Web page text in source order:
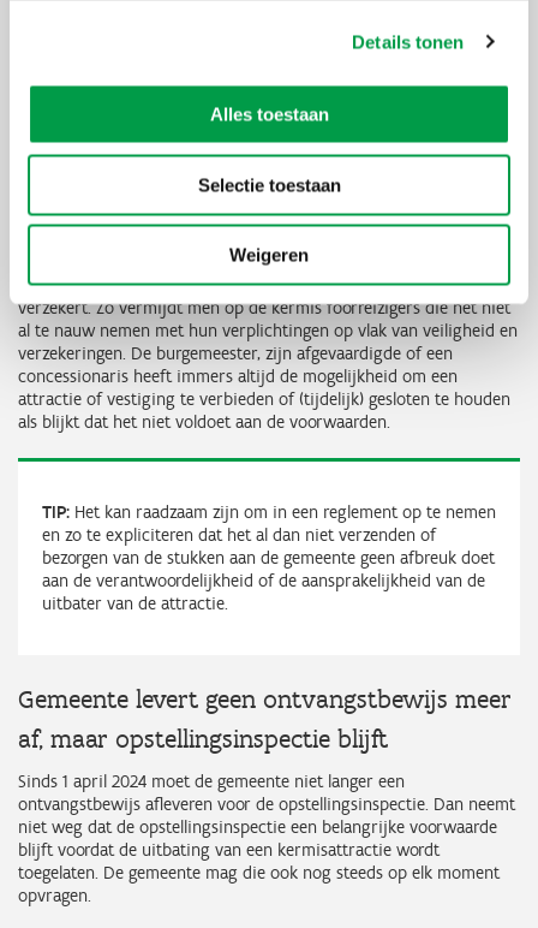
Details tonen
Alles toestaan
Selectie toestaan
Weigeren
toewijzen van een standplaats nog eens expliciet dat een
foorreiziger met alle stukken op dat moment in orde is.
Eventueel kan in een reglement ook een sanctie voorzien
zonder de correcte en actuele stukken in zijn bezit te
Ongeacht de gekozen werkwijze, is het vooral belangrijk dat de
gemeente een systeem installeert dat regelmatige controles
verzekert. Zo vermijdt men op de kermis foorreizigers die het niet
al te nauw nemen met hun verplichtingen op vlak van veiligheid en
verzekeringen. De burgemeester, zijn afgevaardigde of een
concessionaris heeft immers altijd de mogelijkheid om een
attractie of vestiging te verbieden of (tijdelijk) gesloten te houden
als blijkt dat het niet voldoet aan de voorwaarden.
TIP: Het kan raadzaam zijn om in een reglement op te nemen
en zo te expliciteren dat het al dan niet verzenden of
bezorgen van de stukken aan de gemeente geen afbreuk doet
aan de verantwoordelijkheid of de aansprakelijkheid van de
uitbater van de attractie.
Gemeente levert geen ontvangstbewijs meer
af, maar opstellingsinspectie blijft
Sinds 1 april 2024 moet de gemeente niet langer een
ontvangstbewijs afleveren voor de opstellingsinspectie. Dan neemt
niet weg dat de opstellingsinspectie een belangrijke voorwaarde
blijft voordat de uitbating van een kermisattractie wordt
toegelaten. De gemeente mag die ook nog steeds op elk moment
opvragen.